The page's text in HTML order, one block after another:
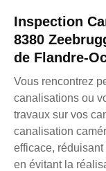
Inspection
8380
de Flandre-
Vous rencontrez
canalisations ou
travaux sur vos
canalisation
efficace,
en évitant la